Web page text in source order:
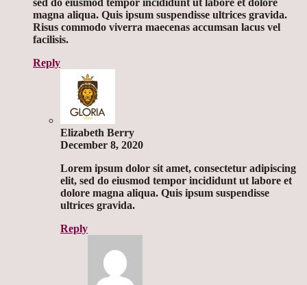
sed do eiusmod tempor incididunt ut labore et dolore
magna aliqua. Quis ipsum suspendisse ultrices gravida.
Risus commodo viverra maecenas accumsan lacus vel
facilisis.
Reply
Elizabeth Berry
December 8, 2020
Lorem ipsum dolor sit amet, consectetur adipiscing
elit, sed do eiusmod tempor incididunt ut labore et
dolore magna aliqua. Quis ipsum suspendisse
ultrices gravida.
Reply